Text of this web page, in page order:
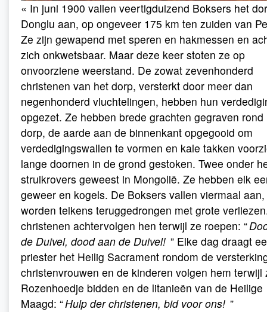
« In juni 1900 vallen veertigduizend Boksers het
Donglu aan, op ongeveer 175 km ten zuiden van
Ze zijn gewapend met speren en hakmessen en
zich onkwetsbaar. Maar deze keer stoten ze op
onvoorziene weerstand. De zowat zevenhonderd
christenen van het dorp, versterkt door meer dan
negenhonderd vluchtelingen, hebben hun
opgezet. Ze hebben brede grachten gegraven rond
dorp, de aarde aan de binnenkant opgegooid om
verdedigingswallen te vormen en kale takken
lange doornen in de grond gestoken. Twee onder
struikrovers geweest in Mongolië. Ze hebben elk
geweer en kogels. De Boksers vallen viermaal
worden telkens teruggedrongen met grote
christenen achtervolgen hen terwijl ze roepen: “
de Duivel, dood aan de Duivel! ” Elke dag draagt
priester het Heilig Sacrament rondom de
christenvrouwen en de kinderen volgen hem terwijl
Rozenhoedje bidden en de litanieën van de Heilige
Maagd: “Hulp der christenen, bid voor ons! ”